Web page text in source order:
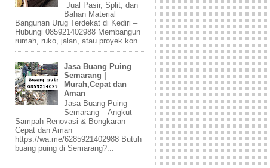
Jual Pasir, Split, dan
Bahan Material
Bangunan Urug Terdekat di Kediri –
Hubungi 085921402988 Membangun
rumah, ruko, jalan, atau proyek kon...
Jasa Buang Puing
Semarang |
Murah,Cepat dan
Aman
Jasa Buang Puing
Semarang – Angkut
Sampah Renovasi & Bongkaran
Cepat dan Aman
https://wa.me/6285921402988 Butuh
buang puing di Semarang?...